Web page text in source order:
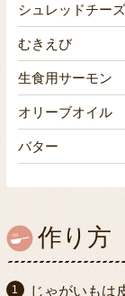
シュレッドチーズ
むきえび
生食用サーモン
オリーブオイル
バター
作り方
じゃがいもは